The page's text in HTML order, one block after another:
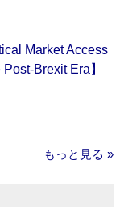
Market Access
Brexit Era】
もっと見る »